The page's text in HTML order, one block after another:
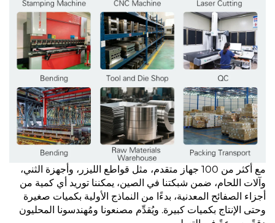
مع أكثر من 100 جهاز متقدم، مثل قواطع الليزر، وأجهزة الثني،
وآلات اللحام، ضمن شبكتنا في الصين، يمكننا توريد أي كمية من
أجزاء الصفائح المعدنية، بدءًا من النماذج الأولية بكميات صغيرة
وحتى الإنتاج بكميات كبيرة. ويُقدِّم مصنعونا ومُهندسونا المحليون